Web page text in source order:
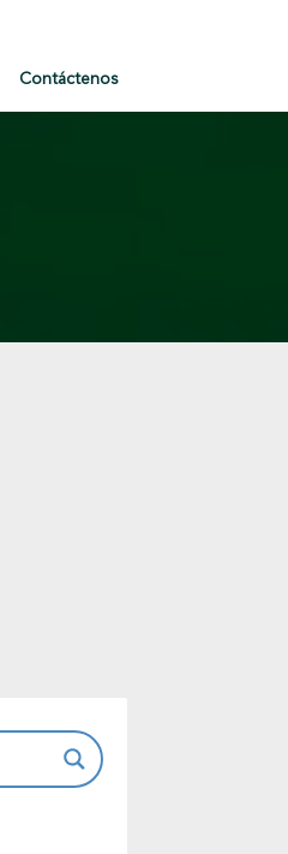
Contáctenos